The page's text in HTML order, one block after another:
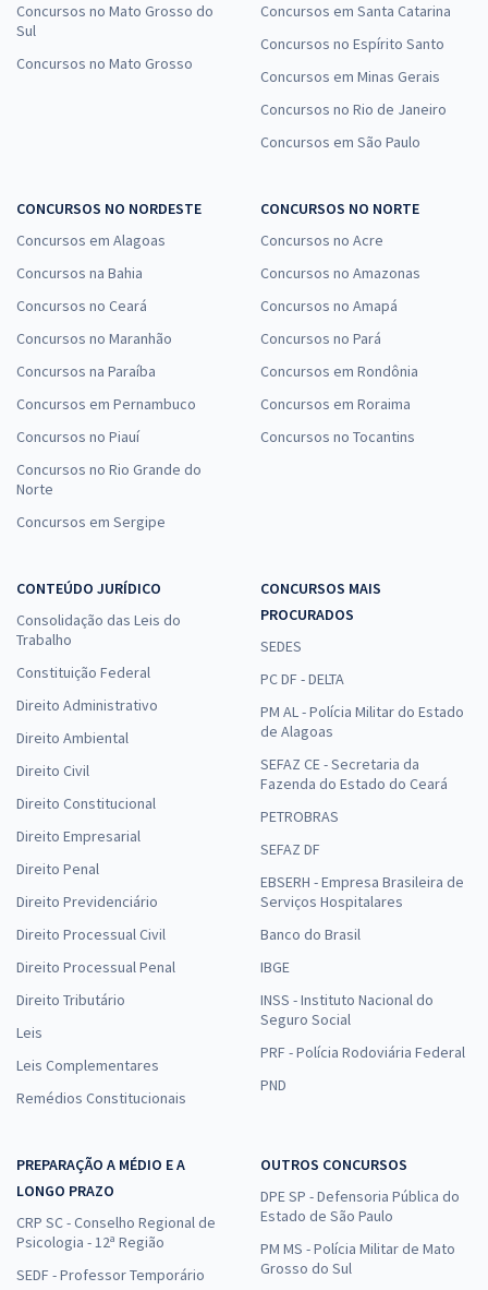
Concursos no Mato Grosso do
Sul
Concursos no Mato Grosso
Concursos em Santa Catarina
Concursos no Espírito Santo
Concursos em Minas Gerais
Concursos no Rio de Janeiro
Concursos em São Paulo
CONCURSOS NO NORDESTE
Concursos em Alagoas
Concursos na Bahia
Concursos no Ceará
Concursos no Maranhão
Concursos na Paraíba
Concursos em Pernambuco
Concursos no Piauí
Concursos no Rio Grande do
Norte
Concursos em Sergipe
CONCURSOS NO NORTE
Concursos no Acre
Concursos no Amazonas
Concursos no Amapá
Concursos no Pará
Concursos em Rondônia
Concursos em Roraima
Concursos no Tocantins
CONTEÚDO JURÍDICO
Consolidação das Leis do
Trabalho
Constituição Federal
Direito Administrativo
Direito Ambiental
Direito Civil
Direito Constitucional
Direito Empresarial
Direito Penal
Direito Previdenciário
Direito Processual Civil
Direito Processual Penal
Direito Tributário
Leis
Leis Complementares
Remédios Constitucionais
CONCURSOS MAIS
PROCURADOS
SEDES
PC DF - DELTA
PM AL - Polícia Militar do Estado
de Alagoas
SEFAZ CE - Secretaria da
Fazenda do Estado do Ceará
PETROBRAS
SEFAZ DF
EBSERH - Empresa Brasileira de
Serviços Hospitalares
Banco do Brasil
IBGE
INSS - Instituto Nacional do
Seguro Social
PRF - Polícia Rodoviária Federal
PND
PREPARAÇÃO A MÉDIO E A
LONGO PRAZO
CRP SC - Conselho Regional de
Psicologia - 12ª Região
SEDF - Professor Temporário
OUTROS CONCURSOS
DPE SP - Defensoria Pública do
Estado de São Paulo
PM MS - Polícia Militar de Mato
Grosso do Sul